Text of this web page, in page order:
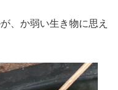
、か弱い生き物に思え